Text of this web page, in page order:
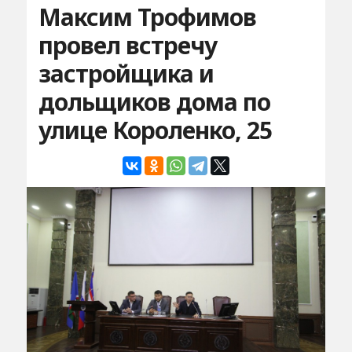
Максим Трофимов
провел встречу
застройщика и
дольщиков дома по
улице Короленко, 25